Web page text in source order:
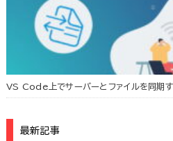
VS Code上でサーバーとファイルを同期す
最新記事